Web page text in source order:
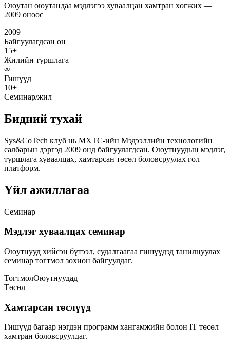
Оюутан оюутандаа мэдлэгээ хуваалцан хамтран хөгжих —
2009 оноос
2009
Байгуулагдсан он
15+
Жилийн туршлага
∞
Гишүүд
10+
Семинар/жил
Бидний тухай
Sys&CoTech клуб нь МХТС-ийн Мэдээллийн технологийн
салбарын дэргэд 2009 онд байгуулагдсан. Оюутнуудын мэдлэг,
туршлага хуваалцах, хамтарсан төсөл боловсруулах гол
платформ.
Үйл ажиллагаа
Семинар
Мэдлэг хуваалцах семинар
Оюутнууд хийсэн бүтээл, судалгаагаа гишүүдэд танилцуулах
семинар тогтмол зохион байгуулдаг.
ТогтмолОюутнуудад
Төсөл
Хамтарсан төслүүд
Гишүүд багаар нэгдэн программ хангамжийн болон IT төсөл
хамтран боловсруулдаг.